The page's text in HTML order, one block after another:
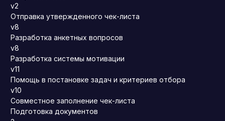
v2
Отправка утвержденного чек-листа
v8
Разработка анкетных вопросов
v8
Разработка системы мотивации
v11
Помощь в постановке задач и критериев отбора
v10
Совместное заполнение чек-листа
Подготовка документов